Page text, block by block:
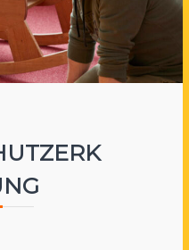
a
e
.
V